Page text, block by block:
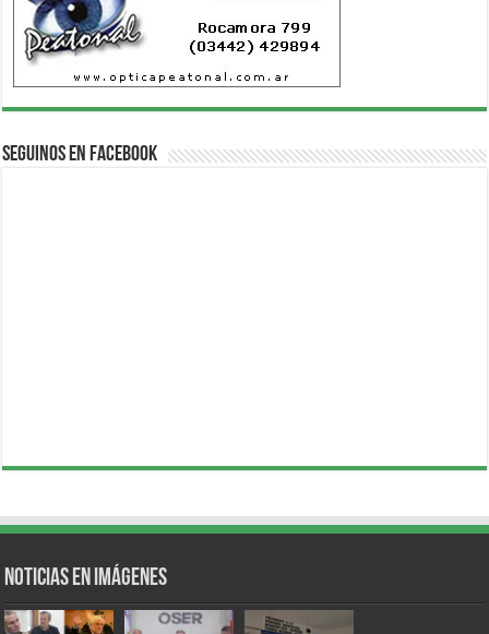
Seguinos en Facebook
Noticias en Imágenes